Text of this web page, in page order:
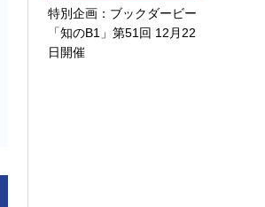
特別企画：ブックダービー
「知のB1」第51回 12月22
日開催